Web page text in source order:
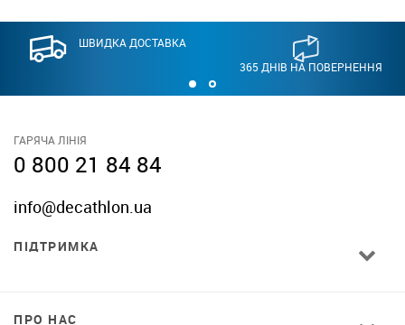
ШВИДКА ДОСТАВКА
365 ДНІВ НА ПОВЕРНЕННЯ
ГАРЯЧА ЛІНІЯ
0 800 21 84 84
info@decathlon.ua
ПІДТРИМКА
ПРО НАС